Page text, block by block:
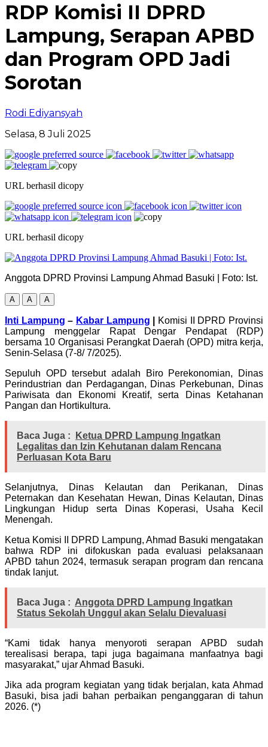
RDP Komisi II DPRD
Lampung, Serapan APBD
dan Program OPD Jadi
Sorotan
Rodi Ediyansyah
Selasa, 8 Juli 2025
URL berhasil dicopy
URL berhasil dicopy
Anggota DPRD Provinsi Lampung Ahmad Basuki | Foto: Ist.
A A A
Inti Lampung – Kabar Lampung
Komisi II DPRD Provinsi
Lampung menggelar Rapat Dengar Pendapat (RDP)
bersama 10 Organisasi Perangkat Daerah (OPD) mitra kerja,
Senin-Selasa (7-8/ 7/2025).
Sepuluh OPD tersebut adalah Biro Perekonomian, Dinas
Perindustrian dan Perdagangan, Dinas Perkebunan, Dinas
Pariwisata dan Ekonomi Kreatif, serta Dinas Ketahanan
Pangan dan Hortikultura.
Baca Juga :
Ketua DPRD Lampung Ingatkan
Legalitas dan Izin Kehutanan dalam Rencana
Perluasan Kota Baru
Selanjutnya, Dinas Kelautan dan Perikanan, Dinas
Peternakan dan Kesehatan Hewan, Dinas Kelautan, Dinas
Lingkungan Hidup serta Dinas Koperasi, Usaha Kecil
Menengah.
Ketua Komisi II DPRD Lampung, Ahmad Basuki mengatakan
bahwa RDP ini difokuskan pada evaluasi pelaksanaan
APBD tahun 2024, termasuk serapan program dan rencana
tindak lanjut.
Baca Juga : Anggota DPRD Lampung Ingatkan
Status Sekolah Unggul akan Selalu Dievaluasi
“Kami tidak hanya menyoroti serapan APBD sudah
terealisasi berapa, tapi juga bagaimana manfaatnya bagi
masyarakat,” ujar Ahmad Basuki.
Jika ada program kegiatan yang tidak berjalan, kata Ahmad
Basuki, bisa jadi bahan perbaikan penganggaran di tahun
2026. (*)